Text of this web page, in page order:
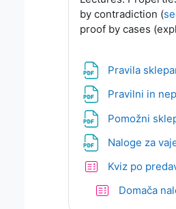
by contradiction (
proof by cases
Pravila
Pravilni in
Pomožni
Naloge za
Kviz po
Domača